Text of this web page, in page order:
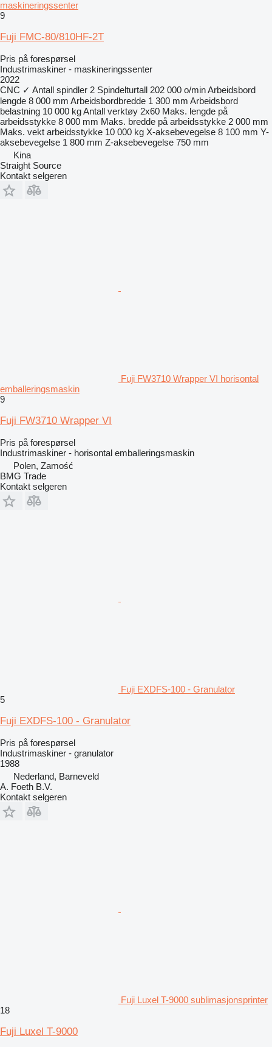
maskineringssenter
9
Fuji FMC-80/810HF-2T
Pris på forespørsel
Industrimaskiner - maskineringssenter
2022
CNC ✓ Antall spindler 2 Spindelturtall 202 000 o/minArbeidsbord
lengde 8 000 mm Arbeidsbordbredde 1 300 mm Arbeidsbord
belastning 10 000 kgAntall verktøy 2x60 Maks. lengde på
arbeidsstykke 8 000 mm Maks. bredde på arbeidsstykke 2 000 mm
Maks. vekt arbeidsstykke 10 000 kg X-aksebevegelse 8 100 mm Y-
aksebevegelse 1 800 mm Z-aksebevegelse 750 mm
Kina
Straight Source
Kontakt selgeren
Fuji FW3710 Wrapper VI horisontal
emballeringsmaskin
9
Fuji FW3710 Wrapper VI
Pris på forespørsel
Industrimaskiner - horisontal emballeringsmaskin
Polen, Zamość
BMG Trade
Kontakt selgeren
Fuji EXDFS-100 - Granulator
5
Fuji EXDFS-100 - Granulator
Pris på forespørsel
Industrimaskiner - granulator
1988
Nederland, Barneveld
A. Foeth B.V.
Kontakt selgeren
Fuji Luxel T-9000 sublimasjonsprinter
18
Fuji Luxel T-9000